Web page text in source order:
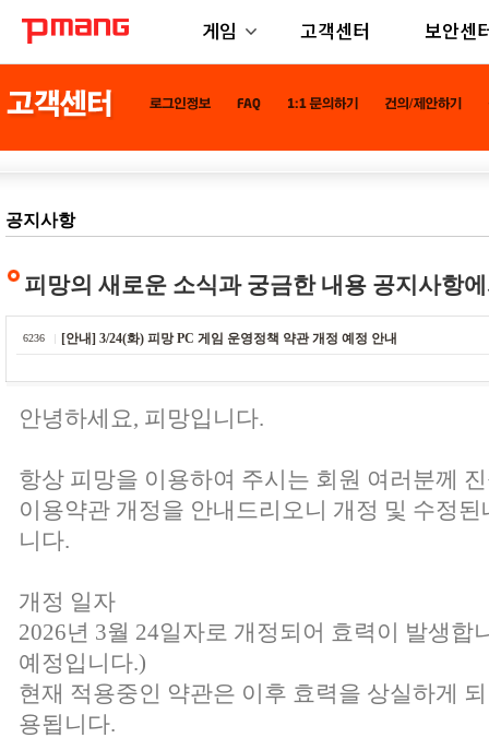
게임 고객센터 보안센
공지사항
피망의 새로운 소식과 궁금한 내용 공지사항
6236 [안내] 3/24(화) 피망 PC 게임 운영정책 약관 개정 예정 안내
안녕하세요, 피망입니다.
항상 피망을 이용하여 주시는 회원 여러분께
이용약관 개정을 안내드리오니 개정 및 수정
니다.
개정 일자
2026년 3월 24일자로 개정되어 효력이 발생합
예정입니다.)
현재 적용중인 약관은 이후 효력을 상실하게
용됩니다.